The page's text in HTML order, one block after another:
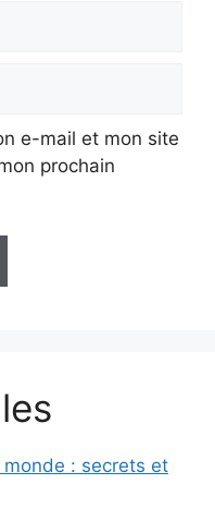
e-mail et mon site
prochain
: secrets et